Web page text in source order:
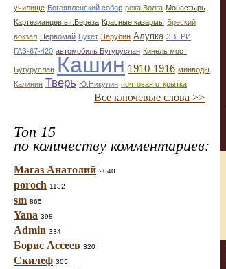
училище Богоявленский собор река Волга Монастырь
Картезианцев в г.Береза Красные казармы Бреский
вокзал Первомай Букет Зарубин Алупка ЗВЕРИ
ГАЗ-67-420 автомобиль Бугуруслан Кинель мост
Бугуруслан Кашин 1910-1916 минводы
Калинин Тверь Ю.Никулин почтовая открытка
Все ключевые слова >>
Топ 15
по количеству комментариев:
Магаз Анатолий 2040
poroch 1132
sm 865
Yana 398
Admin 334
Борис Ассеев 320
Скилеф 305